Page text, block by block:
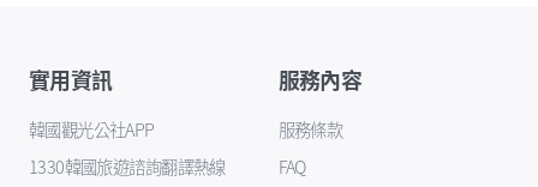
實用資訊
韓國觀光公社APP
1330韓國旅遊諮詢翻譯熱線
服務內容
服務條款
FAQ